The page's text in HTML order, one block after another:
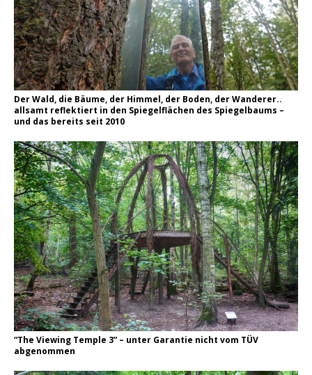
Der Wald, die Bäume, der Himmel, der Boden, der Wanderer..
allsamt reflektiert in den Spiegelflächen des Spiegelbaums –
und das bereits seit 2010
“The Viewing Temple 3” – unter Garantie nicht vom TÜV
abgenommen